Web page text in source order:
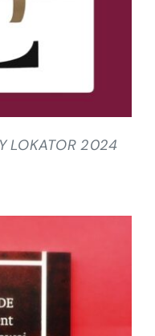
LOKATOR 2024